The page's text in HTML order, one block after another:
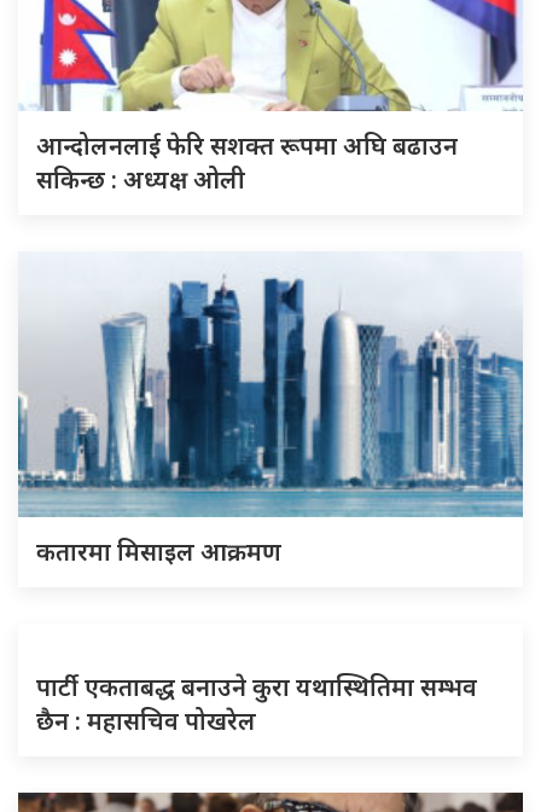
आन्दोलनलाई फेरि सशक्त रूपमा अघि बढाउन
सकिन्छ : अध्यक्ष ओली
कतारमा मिसाइल आक्रमण
पार्टी एकताबद्ध बनाउने कुरा यथास्थितिमा सम्भव
छैन : महासचिव पोखरेल